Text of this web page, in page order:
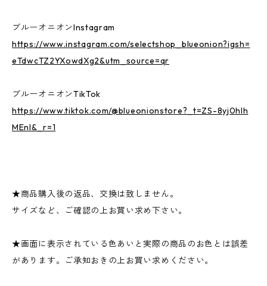
ブルーオニオンInstagram
https://www.instagram.com/selectshop_blueonion?igsh=
eTdwcTZ2YXowdXg2&utm_source=qr
ブルーオニオンTikTok
https://www.tiktok.com/@blueonionstore?_t=ZS-8yj0hlh
MEnI&_r=1
★商品購入後の返品、交換は致しません。
サイズなど、ご確認の上お買い求め下さい。
★画面に表示されている色あいと実際の商品のお色とは誤差
があります。ご承知おきの上お買い求めください。